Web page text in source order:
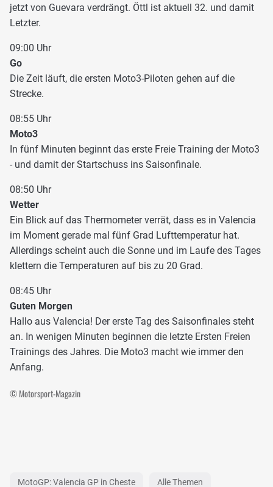
jetzt von Guevara verdrängt. Öttl ist aktuell 32. und damit
Letzter.
09:00 Uhr
Go
Die Zeit läuft, die ersten Moto3-Piloten gehen auf die
Strecke.
08:55 Uhr
Moto3
In fünf Minuten beginnt das erste Freie Training der Moto3
- und damit der Startschuss ins Saisonfinale.
08:50 Uhr
Wetter
Ein Blick auf das Thermometer verrät, dass es in Valencia
im Moment gerade mal fünf Grad Lufttemperatur hat.
Allerdings scheint auch die Sonne und im Laufe des Tages
klettern die Temperaturen auf bis zu 20 Grad.
08:45 Uhr
Guten Morgen
Hallo aus Valencia! Der erste Tag des Saisonfinales steht
an. In wenigen Minuten beginnen die letzte Ersten Freien
Trainings des Jahres. Die Moto3 macht wie immer den
Anfang.
© Motorsport-Magazin
MotoGP: Valencia GP in Cheste Alle Themen